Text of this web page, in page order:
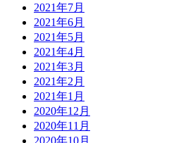
2021年7月
2021年6月
2021年5月
2021年4月
2021年3月
2021年2月
2021年1月
2020年12月
2020年11月